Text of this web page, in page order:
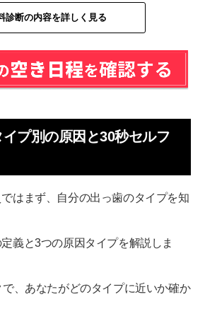
診断の内容を詳しく見る
プ別の原因と30秒セルフ
はまず、自分の出っ歯のタイプを知
義と3つの原因タイプを解説しま
、あなたがどのタイプに近いか確か